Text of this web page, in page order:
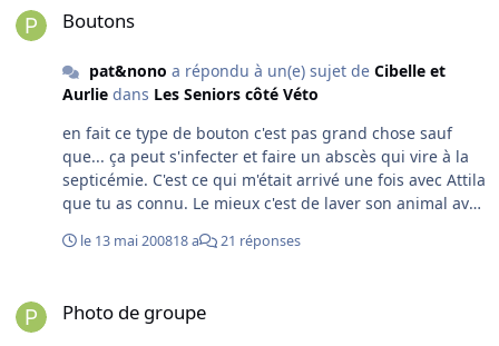
faut voir avec le véto pour une méthode alternative. Et 3
course, fait de l'urée et que les anti-inflammatoires sont
vraiment nécessaires pour une fin de vie moins
douloureuse, il y a des médocs qui peuvent
contrebalancer l'effet négatif de l'anti-inflammatoire
mais c'est pas la panacée.
Boutons
pat&nono a répondu à un(e) sujet de Cibelle et
Aurlie dans Les Seniors côté Véto
en fait ce type de bouton c'est pas grand chose sauf
que... ça peut s'infecter et faire un abscès qui vire à la
septicémie. C'est ce qui m'était arrivé une fois avec Attila
que tu as connu. Le mieux c'est de laver son animal avec
m'échappe mais les vétos connaissent) et vérifier de
les tripoter selon moi, plutôt procéder avec le
le 13 mai 200818 a 21 réponses
Photo de groupe